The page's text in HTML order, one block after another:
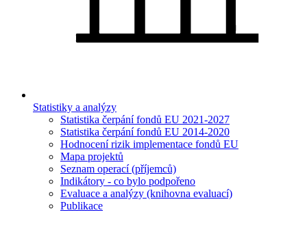
Statistiky a analýzy
Statistika čerpání fondů EU 2021-2027
Statistika čerpání fondů EU 2014-2020
Hodnocení rizik implementace fondů EU
Mapa projektů
Seznam operací (příjemců)
Indikátory - co bylo podpořeno
Evaluace a analýzy (knihovna evaluací)
Publikace